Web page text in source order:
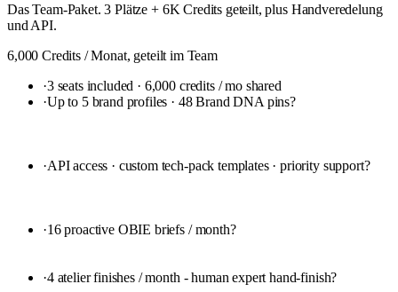
Das Team-Paket. 3 Plätze + 6K Credits geteilt, plus Handveredelung
und API.
6,000 Credits / Monat, geteilt im Team
·3 seats included · 6,000 credits / mo shared
·Up to 5 brand profiles · 48 Brand DNA pins?
·API access · custom tech-pack templates · priority support?
·16 proactive OBIE briefs / month?
·4 atelier finishes / month - human expert hand-finish?